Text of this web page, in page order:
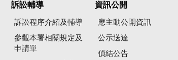
訴訟輔導
訴訟程序介紹及輔導
參觀本署相關規定及
申請單
資訊公開
應主動公開資訊
公示送達
偵結公告